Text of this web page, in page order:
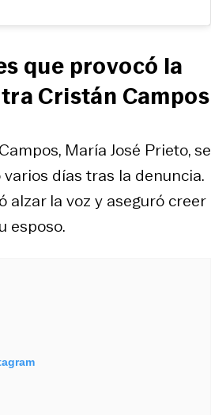
que provocó la
Cristán Campos
María José Prieto, se
días tras la denuncia.
alzar la voz y aseguró creer
esposo.